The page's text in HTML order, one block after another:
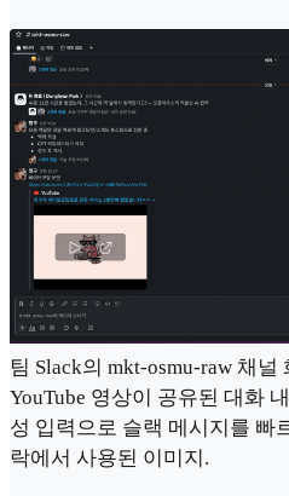
팀 Slack의 mkt-osmu-raw 채널
YouTube 영상이 공유된 대화
성 입력으로 슬랙 메시지를 빠
락에서 사용된 이미지.